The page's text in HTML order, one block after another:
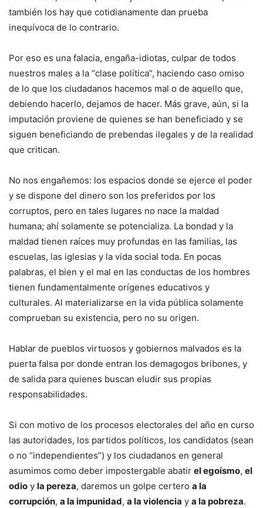
también los hay que cotidianamente dan prueba
inequívoca de lo contrario.
Por eso es una falacia, engaña-idiotas, culpar de todos
nuestros males a la “clase política”, haciendo caso omiso
de lo que los ciudadanos hacemos mal o de aquello que,
debiendo hacerlo, dejamos de hacer. Más grave, aún, si la
imputación proviene de quienes se han beneficiado y se
siguen beneficiando de prebendas ilegales y de la realidad
que critican.
No nos engañemos: los espacios donde se ejerce el poder
y se dispone del dinero son los preferidos por los
corruptos, pero en tales lugares no nace la maldad
humana; ahí solamente se potencializa. La bondad y la
maldad tienen raíces muy profundas en las familias, las
escuelas, las iglesias y la vida social toda. En pocas
palabras, el bien y el mal en las conductas de los hombres
tienen fundamentalmente orígenes educativos y
culturales. Al materializarse en la vida pública solamente
comprueban su existencia, pero no su origen.
Hablar de pueblos virtuosos y gobiernos malvados es la
puerta falsa por donde entran los demagogos bribones, y
de salida para quienes buscan eludir sus propias
responsabilidades.
Si con motivo de los procesos electorales del año en curso
las autoridades, los partidos políticos, los candidatos (sean
o no “independientes”) y los ciudadanos en general
asumimos como deber impostergable abatir el egoísmo, el
odio y la pereza, daremos un golpe certero a la
corrupción, a la impunidad, a la violencia y a la pobreza.